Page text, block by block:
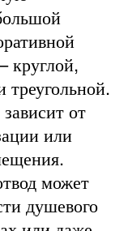
круглой,
треугольной.
от
или
может
душевого